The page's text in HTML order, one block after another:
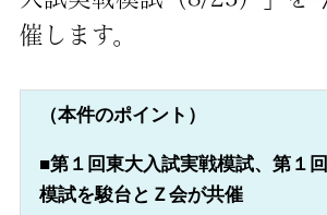
催します。
（本件のポイント）
■第１回東大入試実戦模試、第１
模試を駿台とＺ会が共催